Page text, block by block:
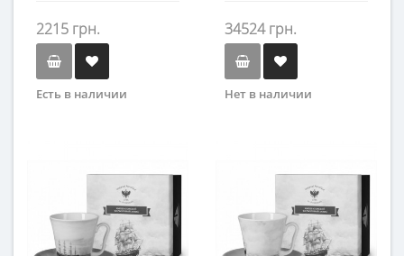
2215 грн.
Есть в наличии
34524 грн.
Нет в наличии